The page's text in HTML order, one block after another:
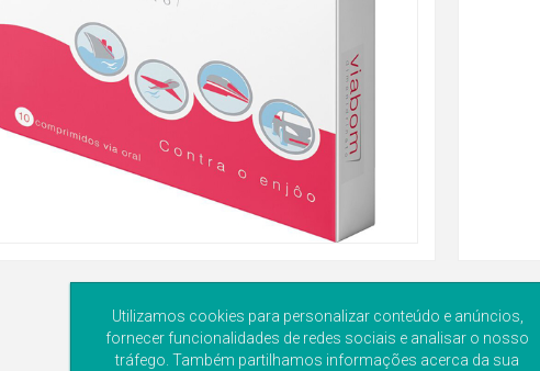
Utilizamos cookies para personalizar conteúdo e anúncios,
fornecer funcionalidades de redes sociais e analisar o nosso
tráfego. Também partilhamos informações acerca da sua